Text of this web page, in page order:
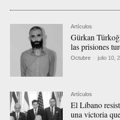
Artículos
Gürkan
las prisiones
Octubre - julio 10,
Artículos
El Líbano
una victoria